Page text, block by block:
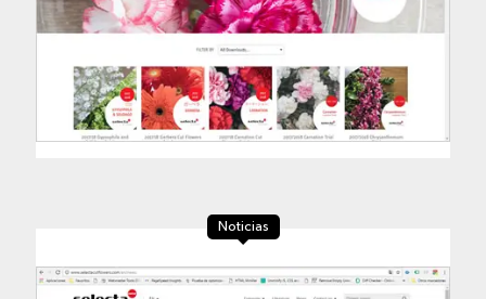
Noticias